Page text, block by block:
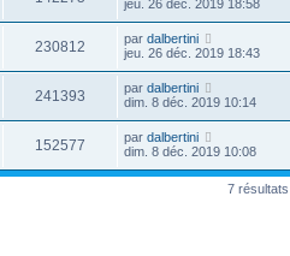
jeu. 26 déc. 2019 18:58
230812 par dalbertini
jeu. 26 déc. 2019 18:43
241393 par dalbertini
dim. 8 déc. 2019 10:14
152577 par dalbertini
dim. 8 déc. 2019 10:08
7